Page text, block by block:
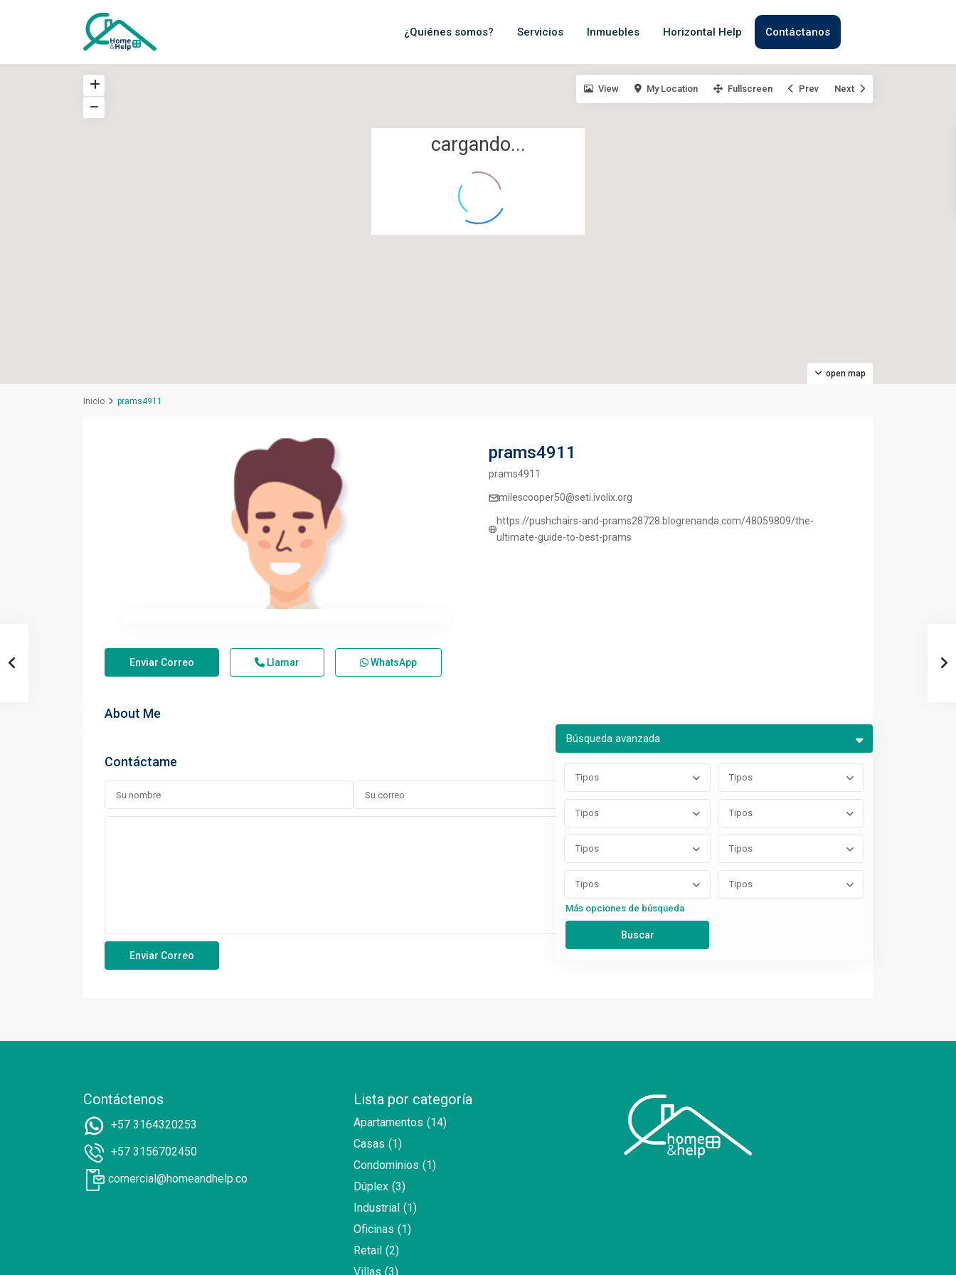
¿Quiénes somos? Servicios Inmuebles Horizontal Help Contáctanos
cargando...
open map
View My Location Fullscreen Prev Next
Búsqueda avanzada
Tipos Tipos
Tipos Tipos
Tipos Tipos
Tipos Tipos
Más opciones de búsqueda
Inicio prams4911
prams4911
prams4911
milescooper50@seti.ivolix.org
https://pushchairs-and-prams28728.blogrenanda.com/48059809/the-
ultimate-guide-to-best-prams
Enviar Correo Llamar WhatsApp
About Me
Contáctame
Contáctenos
+57 3164320253
+57 3156702450
comercial@homeandhelp.co
Lista por categoría
Apartamentos (14)
Casas (1)
Condominios (1)
Dúplex (3)
Industrial (1)
Oficinas (1)
Retail (2)
Villas (3)